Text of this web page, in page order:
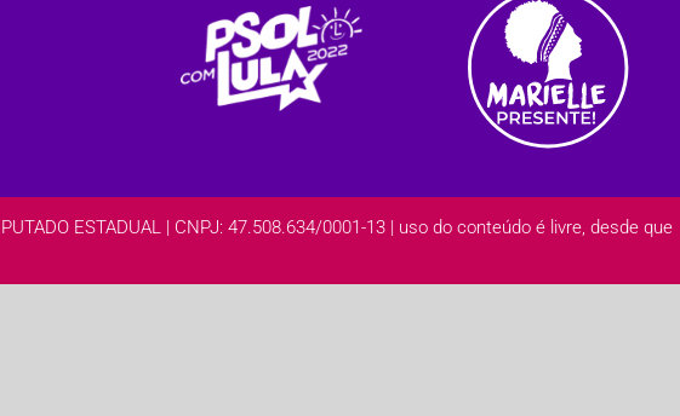
ESTADUAL | CNPJ: 47.508.634/0001-13 | uso do conteúdo é livre, desde que